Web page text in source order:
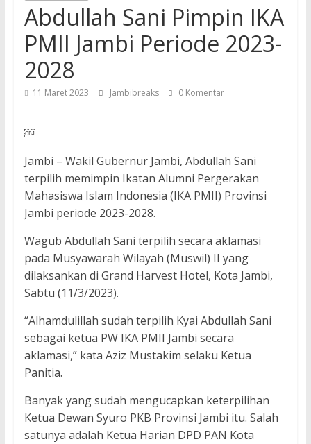
Abdullah Sani Pimpin IKA
PMII Jambi Periode 2023-
2028
11 Maret 2023 Jambibreaks 0 Komentar
￼
Jambi – Wakil Gubernur Jambi, Abdullah Sani
terpilih memimpin Ikatan Alumni Pergerakan
Mahasiswa Islam Indonesia (IKA PMII) Provinsi
Jambi periode 2023-2028.
Wagub Abdullah Sani terpilih secara aklamasi
pada Musyawarah Wilayah (Muswil) II yang
dilaksankan di Grand Harvest Hotel, Kota Jambi,
Sabtu (11/3/2023).
“Alhamdulillah sudah terpilih Kyai Abdullah Sani
sebagai ketua PW IKA PMII Jambi secara
aklamasi,” kata Aziz Mustakim selaku Ketua
Panitia.
Banyak yang sudah mengucapkan keterpilihan
Ketua Dewan Syuro PKB Provinsi Jambi itu. Salah
satunya adalah Ketua Harian DPD PAN Kota